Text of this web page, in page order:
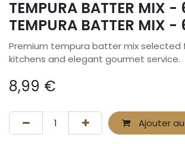
TEMPURA BATTER MIX -
TEMPURA BATTER MIX -
Premium tempura batter mix selected
kitchens and elegant gourmet service.
8,99 €
Ajouter